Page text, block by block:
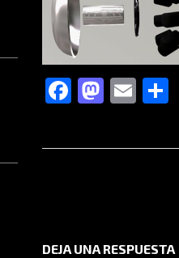
Facebook
DEJA UNA RESPUESTA